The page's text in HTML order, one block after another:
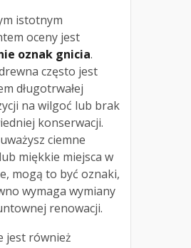
istotnym
oceny jest
oznak gnicia.
często jest
długotrwałej
na wilgoć lub brak
konserwacji.
ciemne
miękkie miejsca w
mogą to być oznaki,
wymaga wymiany
renowacji.
jest również